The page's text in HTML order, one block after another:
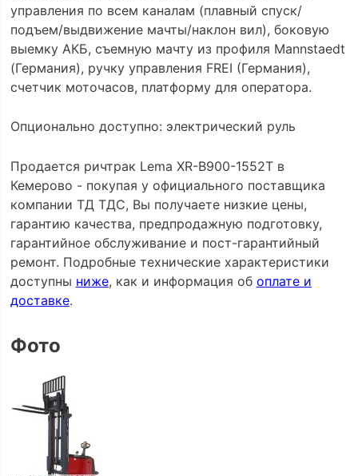
управления по всем каналам (плавный спуск/
подъем/выдвижение мачты/наклон вил), боковую
выемку АКБ, съемную мачту из профиля Mannstaedt
(Германия), ручку управления FREI (Германия),
счетчик моточасов, платформу для оператора.
Опционально доступно: электрический руль
Продается ричтрак Lema XR-B900-1552Т в
Кемерово - покупая у официального поставщика
компании ТД ТДС, Вы получаете низкие цены,
гарантию качества, предпродажную подготовку,
гарантийное обслуживание и пост-гарантийный
ремонт. Подробные технические характеристики
доступны ниже, как и информация об оплате и
доставке.
Фото